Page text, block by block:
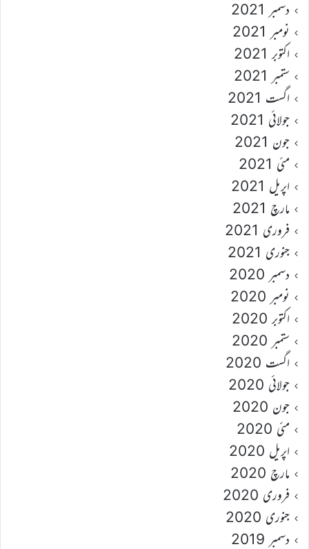
دسمبر 2021
نومبر 2021
اکتوبر 2021
ستمبر 2021
اگست 2021
جولائی 2021
جون 2021
مئی 2021
اپریل 2021
مارچ 2021
فروری 2021
جنوری 2021
دسمبر 2020
نومبر 2020
اکتوبر 2020
ستمبر 2020
اگست 2020
جولائی 2020
جون 2020
مئی 2020
اپریل 2020
مارچ 2020
فروری 2020
جنوری 2020
دسمبر 2019